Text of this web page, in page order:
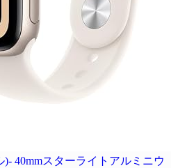
)- 40mmスターライトアルミニウ